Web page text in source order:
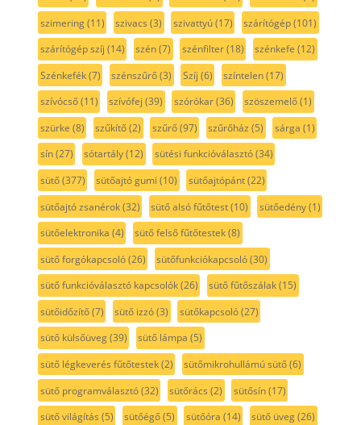
szimering(11) szivacs (3) szivattyú(17) szárítógép(101)
szárítógép szíj (14) szén(7) szénfilter(18) szénkefe (12)
Szénkefék(7) szénszűrő(3) Szíj (6) színtelen(17)
szívócső(11) szívófej (39) szórókar(36) szöszemelő(1)
szürke (8) szűkítő(2) szűrő(97) szűrőház (5) sárga (1)
sín(27) sótartály(12) sütési funkcióválasztó(34)
sütő(377) sütőajtó gumi (10) sütőajtópánt(22)
sütőajtó zsanérok(32) sütő alsó fűtőtest(10) sütőedény(1)
sütőelektronika (4) sütő felső fűtőtestek(8)
sütő forgókapcsoló(26) sütőfunkciókapcsoló(30)
sütő funkcióválasztó kapcsolók(26) sütő fűtőszálak(15)
sütőidőzítő(7) sütő izzó(3) sütőkapcsoló(27)
sütő külsőüveg(39) sütő lámpa (5)
sütő légkeverés fűtőtestek(2) sütőmikrohullámú sütő(6)
sütő programválasztó(32) sütőrács (2) sütősín(17)
sütő világítás (5) sütőégő(5) sütőóra (14) sütő üveg(26)